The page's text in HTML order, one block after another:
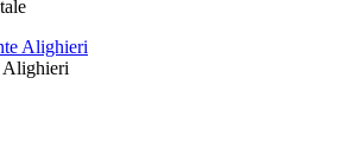
Alighieri